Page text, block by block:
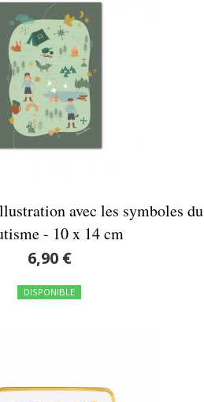
avec les symboles du
- 10 x 14 cm
6,90 €
DISPONIBLE